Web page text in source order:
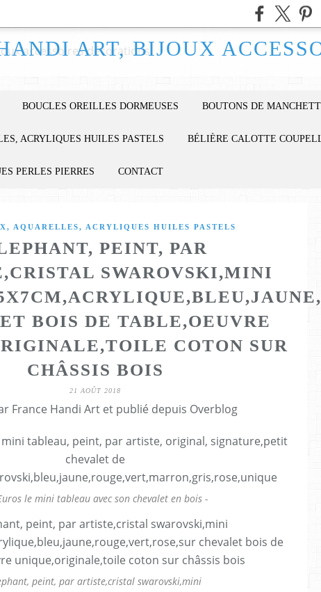
BOUCLES OREILLES DORMEUSES BOUTONS DE
ACRYLIQUES HUILES PASTELS BÉLIÈRE CALOTTE
PERLES PIERRES CONTACT
AQUARELLES, ACRYLIQUES HUILES PASTELS
PEINT, PAR
SWAROVSKI,MINI
BOIS DE TABLE,OEUVRE
COTON SUR
CHÂSSIS BOIS
21 AOÛT 2018
France Handi Art et publié depuis Overblog
le mini tableau avec son chevalet en bois -
peint, par artiste,cristal swarovski,mini